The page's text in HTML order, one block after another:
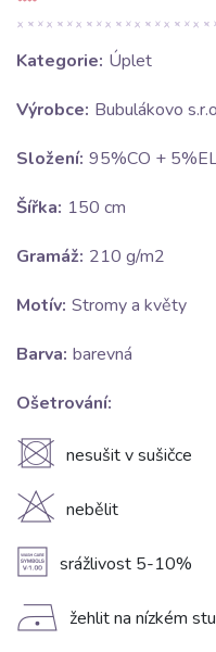
Kategorie: Úplet
Výrobce: Bubulákovo
Složení: 95%CO +
Šířka: 150 cm
Gramáž: 210 g/m2
Motív: Stromy a květy
Barva: barevná
Ošetrování:
U nesušit v sušičce
H nebělit
A srážlivost 5-10%
D žehlit na nízkém